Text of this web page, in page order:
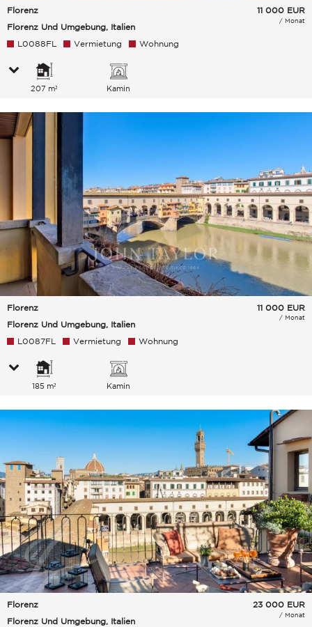
Florenz
Florenz Und Umgebung, Italien
11 000 EUR
/ Monat
L0088FL Vermietung Wohnung
207 m² Kamin
Florenz
Florenz Und Umgebung, Italien
11 000 EUR
/ Monat
L0087FL Vermietung Wohnung
185 m² Kamin
Florenz
Florenz Und Umgebung, Italien
23 000 EUR
/ Monat